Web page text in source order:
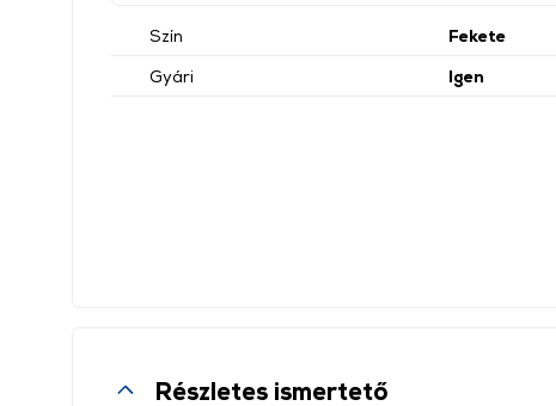
Szín
Fekete
Gyári
Igen
Részletes ismertető